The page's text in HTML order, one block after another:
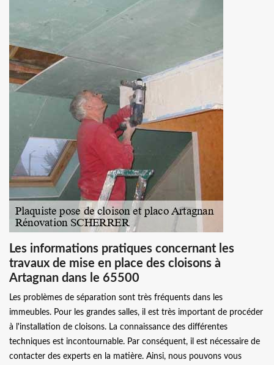
Les informations pratiques concernant les
travaux de mise en place des cloisons à
Artagnan dans le 65500
Les problèmes de séparation sont très fréquents dans les
immeubles. Pour les grandes salles, il est très important de procéder
à l'installation de cloisons. La connaissance des différentes
techniques est incontournable. Par conséquent, il est nécessaire de
contacter des experts en la matière. Ainsi, nous pouvons vous